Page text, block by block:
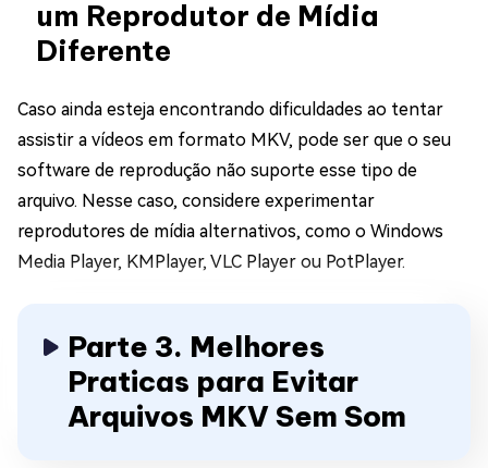
um Reprodutor de Mídia
Diferente
Caso ainda esteja encontrando dificuldades ao tentar
assistir a vídeos em formato MKV, pode ser que o seu
software de reprodução não suporte esse tipo de
arquivo. Nesse caso, considere experimentar
reprodutores de mídia alternativos, como o Windows
Media Player, KMPlayer, VLC Player ou PotPlayer.
Parte 3. Melhores
Praticas para Evitar
Arquivos MKV Sem Som